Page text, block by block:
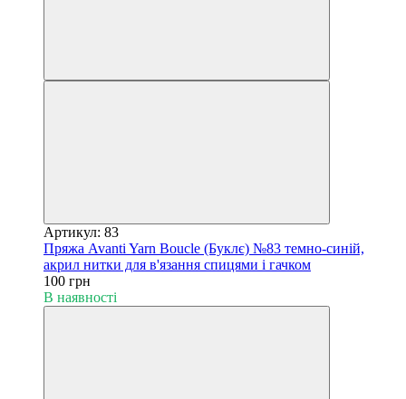
Артикул: 83
Пряжа Avanti Yarn Boucle (Буклє) №83 темно-синій,
акрил нитки для в'язання спицями і гачком
100 грн
В наявності